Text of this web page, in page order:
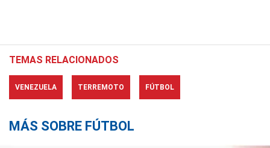
TEMAS RELACIONADOS
VENEZUELA TERREMOTO FÚTBOL
MÁS SOBRE FÚTBOL